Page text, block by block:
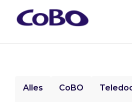
Alles CoBO